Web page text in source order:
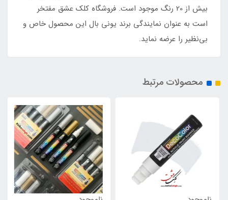
بیش از 20 رنگ موجود است. فروشگاه کلک عشق مفتخر
است به عنوان نمایندگی برند یونی بال این محصول خاص و
بی‌نظیر را عرضه نماید.
محصولات مرتبط